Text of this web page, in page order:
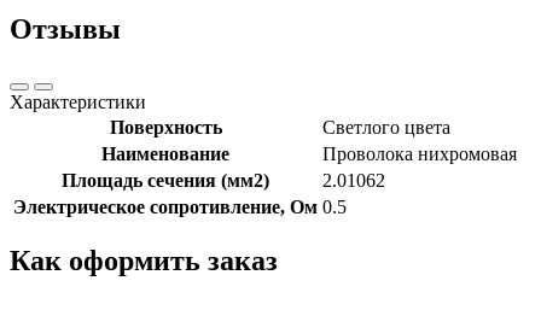
Отзывы
Характеристики
Поверхность
Светлого цвета
Наименование
Проволока нихромовая
Площадь сечения (мм2)
2.01062
Электрическое сопротивление, Ом 0.5
Как оформить заказ